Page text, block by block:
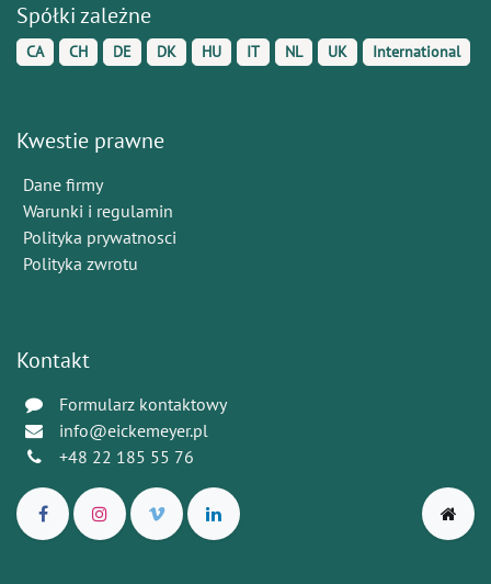
Spółki zależne
CA CH DE DK HU IT NL UK International
Kwestie prawne
Dane firmy
Warunki i regulamin
Polityka prywatnosci
Polityka zwrotu
Kontakt
Formularz kontaktowy
info@eickemeyer.pl
+48 22 185 55 76